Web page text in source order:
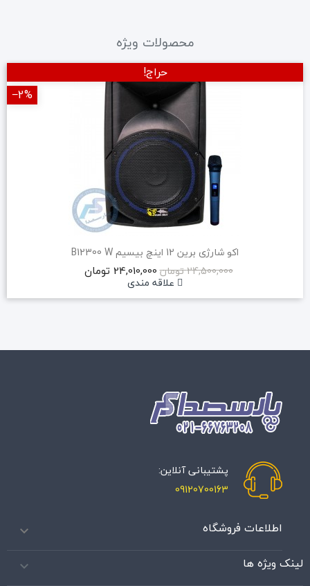
محصولات ویژه
اکو شارژی برین 12 اینچ بیسیم B12300 W
24,500,000 تومان
24,010,000 تومان
علاقه مندی
حراج!
‎−2%
پشتیبانی آنلاین:
09120700163
اطلاعات فروشگاه 
لینک ویژه ها 